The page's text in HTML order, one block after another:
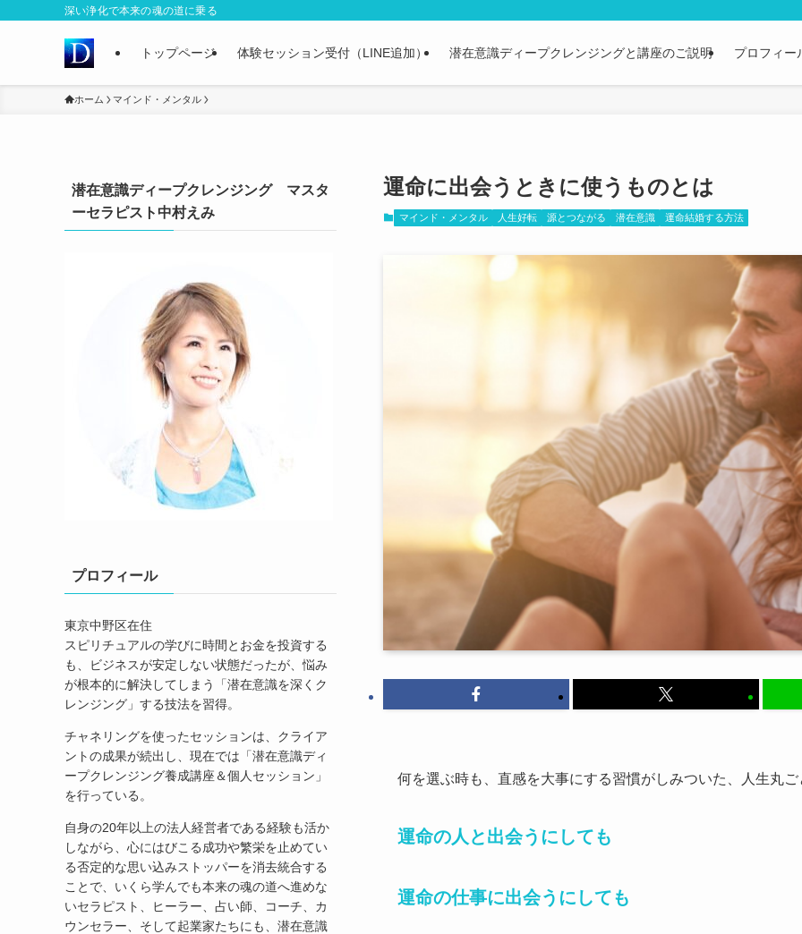
深い浄化で本来の魂の道に乗る
トップページ 体験セッション受付（LINE追加） 潜在意識ディープクレンジングと講座のご説明 プロフィー
ホーム マインド・メンタル
運命に出会うときに使うものとは
マインド・メンタル 人生好転 源とつながる 潜在意識 運命結婚する方法
何を選ぶ時も、直感を大事にする習慣がしみついた、人生丸
運命の人と出会うにしても
運命の仕事に出会うにしても
潜在意識ディープクレンジング マスタ
ーセラピスト中村えみ
プロフィール
東京中野区在住
スピリチュアルの学びに時間とお金を投資する
も、ビジネスが安定しない状態だったが、悩み
が根本的に解決してしまう「潜在意識を深くク
レンジング」する技法を習得。
チャネリングを使ったセッションは、クライア
ントの成果が続出し、現在では「潜在意識ディ
ープクレンジング養成講座＆個人セッション」
を行っている。
自身の20年以上の法人経営者である経験も活か
しながら、心にはびこる成功や繁栄を止めてい
る否定的な思い込みストッパーを消去統合する
ことで、いくら学んでも本来の魂の道へ進めな
いセラピスト、ヒーラー、占い師、コーチ、カ
ウンセラー、そして起業家たちにも、潜在意識